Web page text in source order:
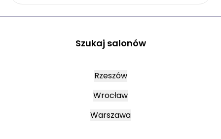
Szukaj salonów
Rzeszów
Wrocław
Warszawa